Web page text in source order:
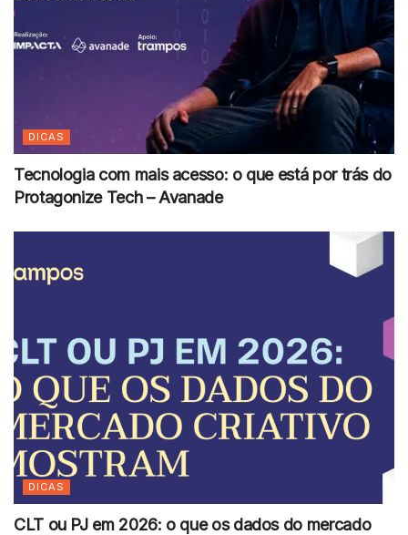
DICAS
Tecnologia com mais acesso: o que está por trás do
Protagonize Tech – Avanade
DICAS
CLT ou PJ em 2026: o que os dados do mercado